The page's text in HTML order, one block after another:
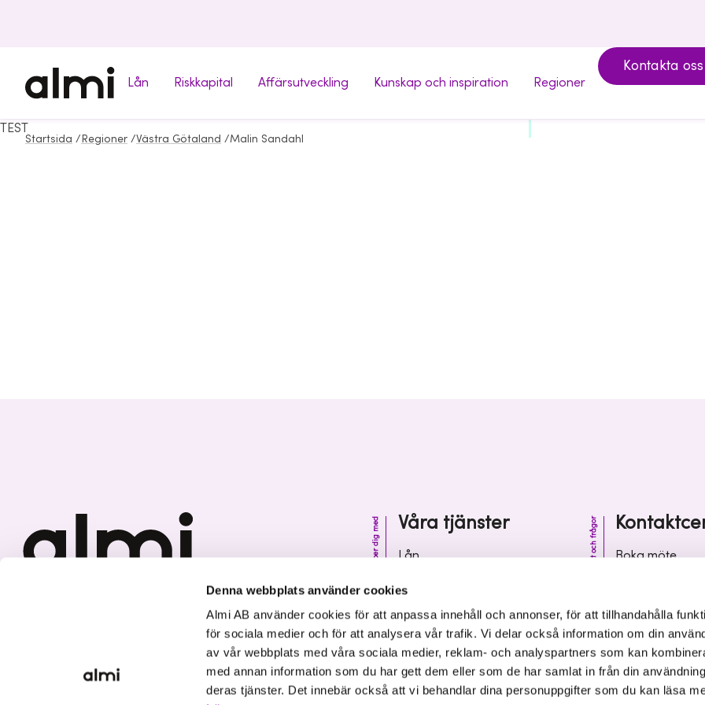
Denna webbplats använder cookies
Almi AB använder cookies för att anpassa innehåll och annonser, för att tillhandahålla
för sociala medier och för att analysera vår trafik. Vi delar också information om din
av vår webbplats med våra sociala medier, reklam- och analyspartners som kan
med annan information som du har gett dem eller som de har samlat in från din
deras tjänster. Det innebär också att vi behandlar dina personuppgifter som du kan läsa
Lån Riskkapital Affärsutveckling Kunskap och inspiration Regioner
Kontakta oss
Startsida / Regioner /Västra Götaland /Malin Sandahl
TEST
Våra tjänster
Vi hjälper dig med
Lån
Affärsutveckling
Kunskap och inspiration
Kontakt och frågor
Boka möte
Vanliga frågor